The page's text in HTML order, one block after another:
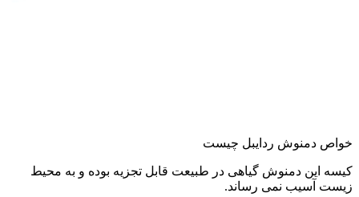
خواص دمنوش ردایبل چیست
کیسه این دمنوش گیاهی در طبیعت قابل تجزیه بوده و به محیط
زیست آسیب نمی رساند.